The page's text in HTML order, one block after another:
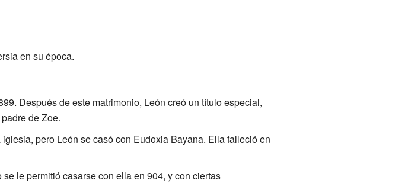
en su época.
Después de este matrimonio, León creó un título especial,
de Zoe.
pero León se casó con Eudoxia Bayana. Ella falleció en
le permitió casarse con ella en 904, y con ciertas